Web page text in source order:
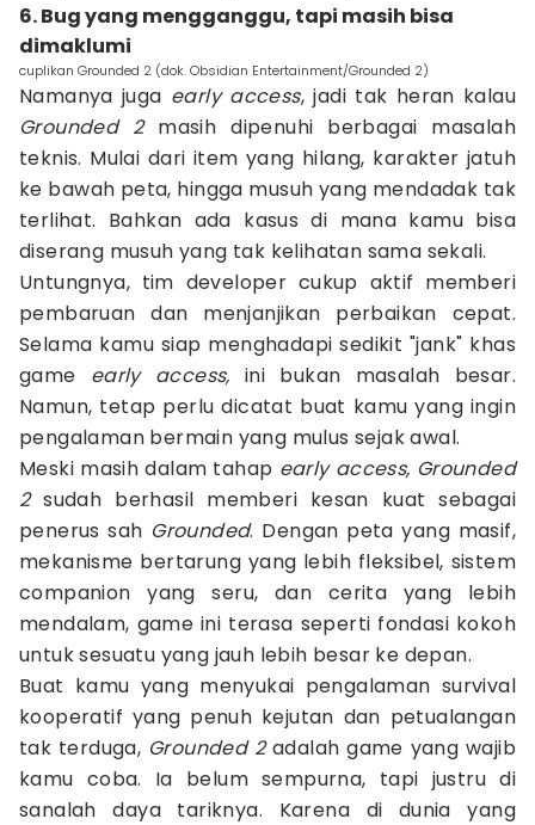
6. Bug yang mengganggu, tapi masih bisa
dimaklumi
cuplikan Grounded 2 (dok. Obsidian Entertainment/Grounded 2)
Namanya juga early access, jadi tak heran kalau
Grounded 2masih dipenuhi berbagai masalah
teknis. Mulai dari item yang hilang, karakter jatuh
ke bawah peta, hingga musuh yang mendadak tak
terlihat. Bahkan ada kasus di mana kamu bisa
diserang musuh yang tak kelihatan sama sekali.
Untungnya, tim developer cukup aktif memberi
pembaruan dan menjanjikan perbaikan cepat.
Selama kamu siap menghadapi sedikit "jank" khas
game early access, ini bukan masalah besar.
Namun, tetap perlu dicatat buat kamu yang ingin
pengalaman bermain yang mulus sejak awal.
Meski masih dalam tahap early access, Grounded
2sudah berhasil memberi kesan kuat sebagai
penerus sah Grounded. Dengan peta yang masif,
mekanisme bertarung yang lebih fleksibel, sistem
companion yang seru, dan cerita yang lebih
mendalam, game ini terasa seperti fondasi kokoh
untuk sesuatu yang jauh lebih besar ke depan.
Buat kamu yang menyukai pengalaman survival
kooperatif yang penuh kejutan dan petualangan
tak terduga, Grounded 2adalah game yang wajib
kamu coba. Ia belum sempurna, tapi justru di
sanalah daya tariknya. Karena di dunia yang